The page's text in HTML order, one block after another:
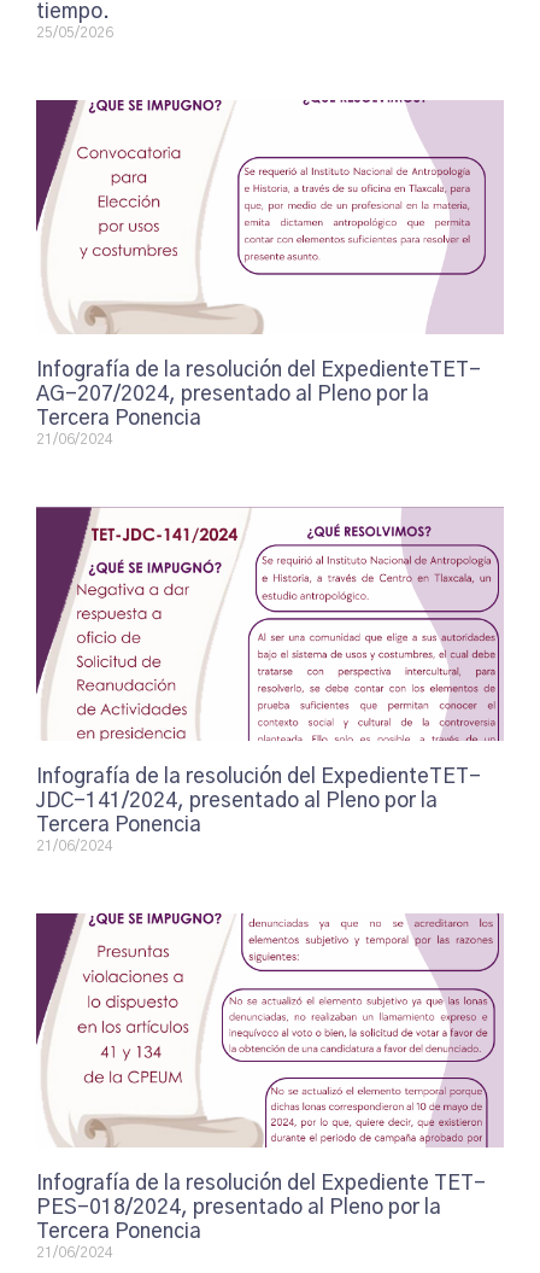
tiempo.
25/05/2026
Infografía de la resolución del ExpedienteTET-
AG-207/2024, presentado al Pleno por la
Tercera Ponencia
21/06/2024
Infografía de la resolución del ExpedienteTET-
JDC-141/2024, presentado al Pleno por la
Tercera Ponencia
21/06/2024
Infografía de la resolución del Expediente TET-
PES-018/2024, presentado al Pleno por la
Tercera Ponencia
21/06/2024